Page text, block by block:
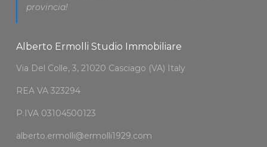
provincia!
Alberto Ermolli Studio Immobiliare
Via Del Colle, 3, 21020 Casciago (VA) Italy
REA VA 323294
P.IVA 03104500123
alberto.ermolli@ermolli1929.com